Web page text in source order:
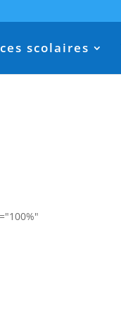
scolaires